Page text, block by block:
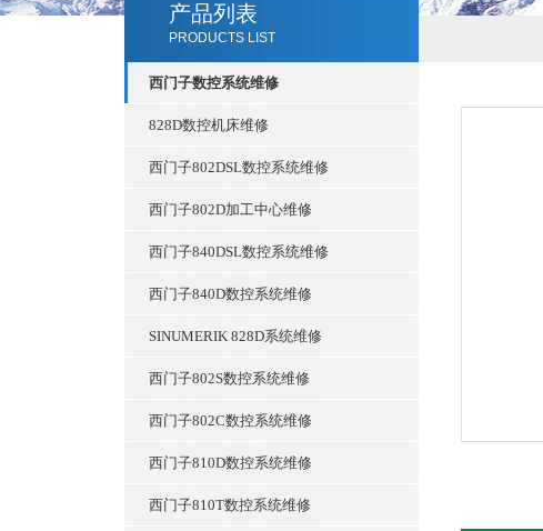
产品列表
PRODUCTS LIST
西门子数控系统维修
828D数控机床维修
西门子802DSL数控系统维修
西门子802D加工中心维修
西门子840DSL数控系统维修
西门子840D数控系统维修
SINUMERIK 828D系统维修
西门子802S数控系统维修
西门子802C数控系统维修
西门子810D数控系统维修
西门子810T数控系统维修